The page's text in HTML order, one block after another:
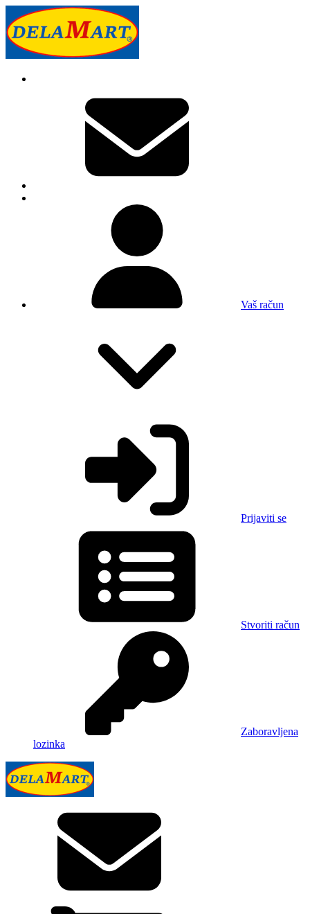
Vaš račun
Prijaviti se
Stvoriti račun
Zaboravljena
lozinka